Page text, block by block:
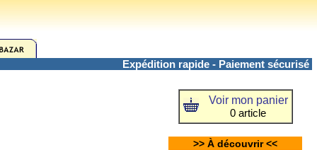
Expédition rapide - Paiement sécurisé
Voir mon panier
0 article
>> À découvrir <<